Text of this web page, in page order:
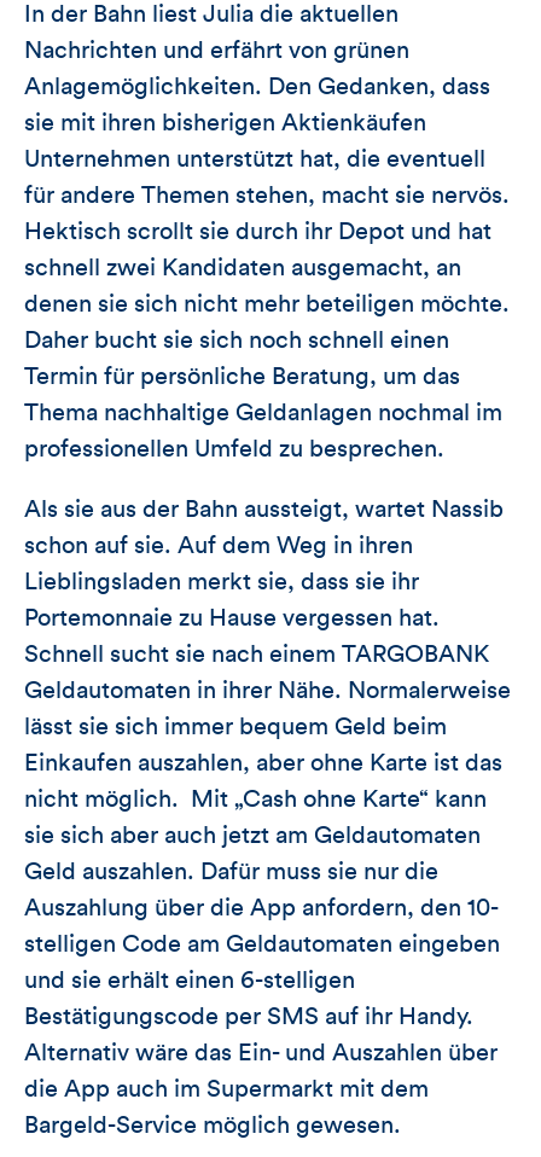
In der Bahn liest Julia die aktuellen
Nachrichten und erfährt von grünen
Anlagemöglichkeiten. Den Gedanken, dass
sie mit ihren bisherigen Aktienkäufen
Unternehmen unterstützt hat, die eventuell
für andere Themen stehen, macht sie nervös.
Hektisch scrollt sie durch ihr Depot und hat
schnell zwei Kandidaten ausgemacht, an
denen sie sich nicht mehr beteiligen möchte.
Daher bucht sie sich noch schnell einen
Termin für persönliche Beratung, um das
Thema nachhaltige Geldanlagen nochmal im
professionellen Umfeld zu besprechen.
Als sie aus der Bahn aussteigt, wartet Nassib
schon auf sie. Auf dem Weg in ihren
Lieblingsladen merkt sie, dass sie ihr
Portemonnaie zu Hause vergessen hat.
Schnell sucht sie nach einem TARGOBANK
Geldautomaten in ihrer Nähe. Normalerweise
lässt sie sich immer bequem Geld beim
Einkaufen auszahlen, aber ohne Karte ist das
nicht möglich. Mit „Cash ohne Karte“ kann
sie sich aber auch jetzt am Geldautomaten
Geld auszahlen. Dafür muss sie nur die
Auszahlung über die App anfordern, den 10-
stelligen Code am Geldautomaten eingeben
und sie erhält einen 6-stelligen
Bestätigungscode per SMS auf ihr Handy.
Alternativ wäre das Ein- und Auszahlen über
die App auch im Supermarkt mit dem
Bargeld-Service möglich gewesen.